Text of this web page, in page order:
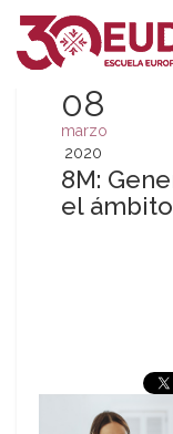
08
marzo
2020
8M:
el